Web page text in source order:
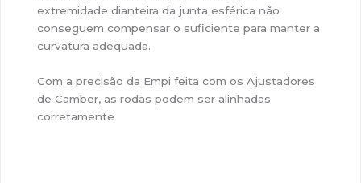
extremidade dianteira da junta esférica não
conseguem compensar o suficiente para manter a
curvatura adequada.
Com a precisão da Empi feita com os Ajustadores
de Camber, as rodas podem ser alinhadas
corretamente